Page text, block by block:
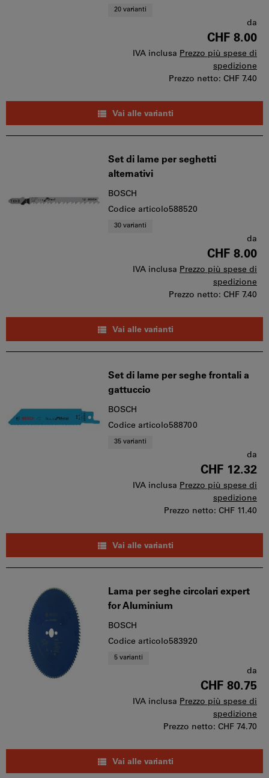
20 varianti
da
CHF 8.00
IVA inclusa Prezzo più spese di
spedizione
Prezzo netto: CHF 7.40
Vai alle varianti
Set di lame per seghetti
alternativi
BOSCH
Codice articolo588520
30 varianti
da
CHF 8.00
IVA inclusa Prezzo più spese di
spedizione
Prezzo netto: CHF 7.40
Vai alle varianti
Set di lame per seghe frontali a
gattuccio
BOSCH
Codice articolo588700
35 varianti
da
CHF 12.32
IVA inclusa Prezzo più spese di
spedizione
Prezzo netto: CHF 11.40
Vai alle varianti
Lama per seghe circolari expert
for Aluminium
BOSCH
Codice articolo583920
5 varianti
da
CHF 80.75
IVA inclusa Prezzo più spese di
spedizione
Prezzo netto: CHF 74.70
Vai alle varianti